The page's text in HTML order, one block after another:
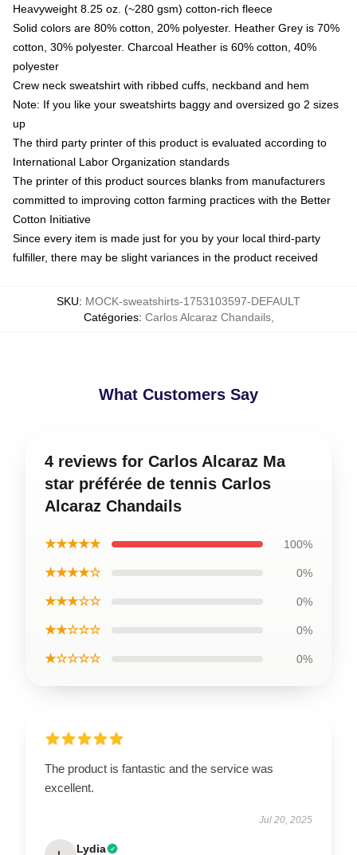
Heavyweight 8.25 oz. (~280 gsm) cotton-rich fleece
Solid colors are 80% cotton, 20% polyester. Heather Grey is 70%
cotton, 30% polyester. Charcoal Heather is 60% cotton, 40%
polyester
Crew neck sweatshirt with ribbed cuffs, neckband and hem
Note: If you like your sweatshirts baggy and oversized go 2 sizes
up
The third party printer of this product is evaluated according to
International Labor Organization standards
The printer of this product sources blanks from manufacturers
committed to improving cotton farming practices with the Better
Cotton Initiative
Since every item is made just for you by your local third-party
fulfiller, there may be slight variances in the product received
SKU: MOCK-sweatshirts-1753103597-DEFAULT
Catégories: Carlos Alcaraz Chandails,
What Customers Say
4 reviews for Carlos Alcaraz Ma
star préférée de tennis Carlos
Alcaraz Chandails
★★★★★ 100%
★★★★☆ 0%
★★★☆☆ 0%
★★☆☆☆ 0%
★☆☆☆☆ 0%
The product is fantastic and the service was
excellent.
Jul 20, 2025
Lydia